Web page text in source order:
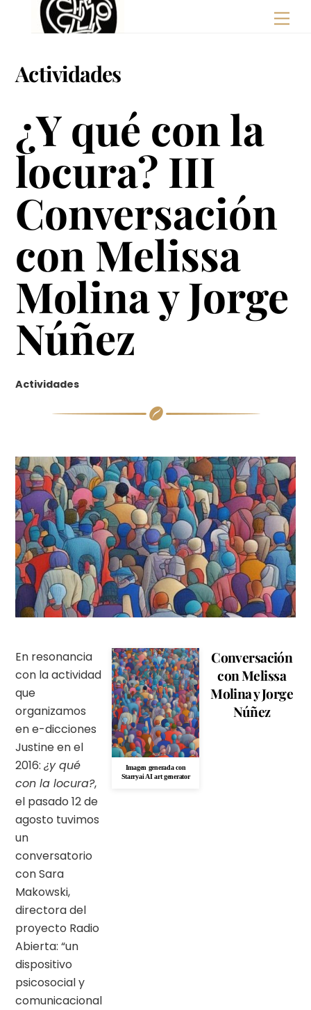
Actividades
¿Y qué con la
locura? III
Conversación
con Melissa
Molina y Jorge
Núñez
Actividades
En resonancia
con la actividad
que
organizamos
en e-dicciones
Justine en el
2016:¿y qué
con la locura?,
el pasado 12 de
agosto tuvimos
un
conversatorio
con Sara
Makowski,
directora del
proyecto Radio
Abierta: “un
dispositivo
psicosocial y
comunicacional
Imagen generada con
Starryai AI art generator
Conversación
con Melissa
Molina y Jorge
Núñez